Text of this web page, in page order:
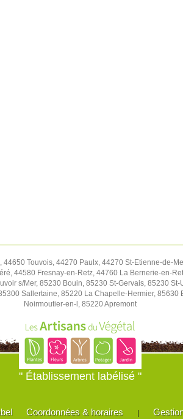
44650 Touvois, 44270 Paulx, 44270 St-Etienne-de-
44580 Fresnay-en-Retz, 44760 La Bernerie-en-
s/Mer, 85230 Bouin, 85230 St-Gervais, 85230
Sallertaine, 85220 La Chapelle-Hermier,
Noirmoutier-en-l, 85220 Apremont
" Établissement labélisé "
Coordonnées & horaires |